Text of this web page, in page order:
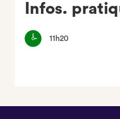
Infos.
11h20